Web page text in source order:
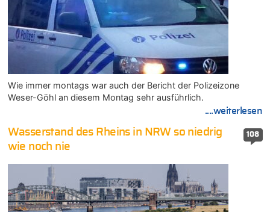
Wie immer montags war auch der Bericht der Polizeizone
Weser-Göhl an diesem Montag sehr ausführlich.
....weiterlesen
108
Wasserstand des Rheins in NRW so niedrig
wie noch nie